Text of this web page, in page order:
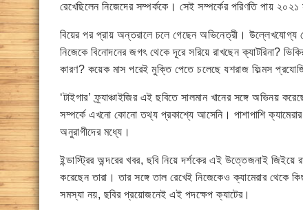
রেখেছিলেন নিজেদের সম্পর্ককে। সেই সম্পর্কের পরিণতি পায়
বিয়ের পর প্রায় অন্তরালে চলে গেছেন অভিনেত্রী।
নিজেকে বিনোদনের জগৎ থেকে দূরে সরিয়ে রাখছেন ক্যাটরিনা?
কারণ? কয়েক মাস পরেই মুক্তি পেতে চলেছে যশরাজ ফিল্মস
‘টাইগার’ ফ্র্যাঞ্চাইজির এই ছবিতে সালমান খানের সঙ্গে অভিনয়
সম্পর্কে এখনো কোনো তথ্য প্রকাশ্যে আসেনি। পাশাপাশি
অনুরাগীদের মধ্যে।
ইন্ডাস্ট্রির অন্দরের খবর, ছবি নিয়ে দর্শকের এই উত্তেজনাই জিইয়ে
করেছেন তারা। তার সঙ্গে তাল রেখেই নিজেকেও ক্যামেরার থেকে
সমস্যা নয়, ছবির প্রয়োজনেই এই পদক্ষেপ ক্যাটের।